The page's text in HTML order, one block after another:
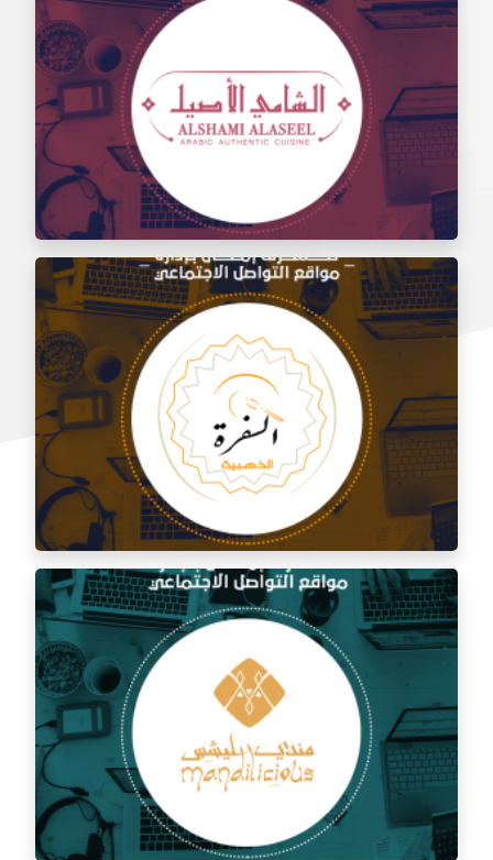
إدارة مواقع التواصل الاجتماعي لتذوق مطعم الشام
إدارة السوشيال ميديا لمطعم الشامي الأصيل
إدارة السوشيال ميديا لمطعم السفرة الذهبية